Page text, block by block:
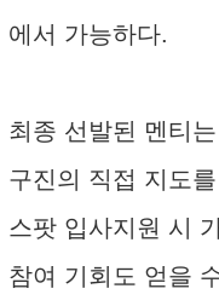
에서 가능하다.
최종 선발된 멘티
구진의 직접 지도
스팟 입사지원 시
참여 기회도 얻을